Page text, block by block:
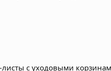
с уходовыми